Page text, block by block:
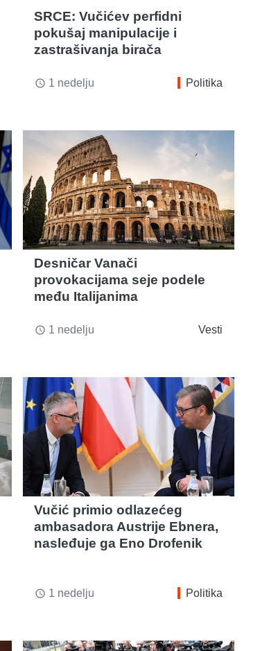
SRCE: Vučićev perfidni
pokušaj manipulacije i
zastrašivanja birača
access_time 1 nedelju Politika
Desničar Vanači
provokacijama seje podele
među Italijanima
access_time 1 nedelju Vesti
Vučić primio odlazećeg
ambasadora Austrije Ebnera,
nasleđuje ga Eno Drofenik
access_time 1 nedelju Politika